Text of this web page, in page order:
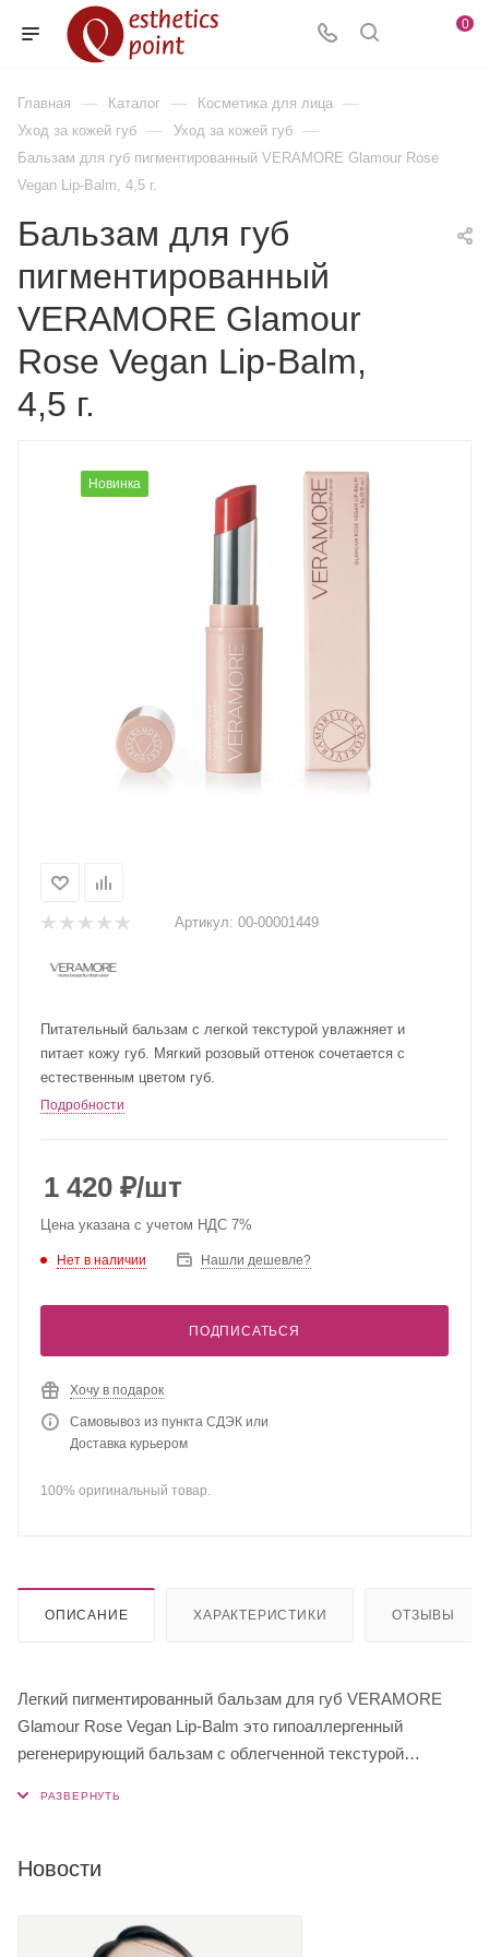
0
Главная — Каталог — Косметика для лица —
Уход за кожей губ — Уход за кожей губ —
Бальзам для губ пигментированный VERAMORE Glamour Rose
Vegan Lip-Balm, 4,5 г.
Бальзам для губ
пигментированный
VERAMORE Glamour
Rose Vegan Lip-Balm,
4,5 г.
Новинка
Артикул: 00-00001449
Питательный бальзам с легкой текстурой увлажняет и
питает кожу губ. Мягкий розовый оттенок сочетается с
естественным цветом губ.
Подробности
1 420 ₽/шт
Цена указана с учетом НДС 7%
Нет в наличии Нашли дешевле?
ПОДПИСАТЬСЯ
Хочу в подарок
Самовывоз из пункта СДЭК или
Доставка курьером
100% оригинальный товар.
ОПИСАНИЕ ХАРАКТЕРИСТИКИ ОТЗЫВЫ
Легкий пигментированный бальзам для губ VERAMORE
Glamour Rose Vegan Lip-Balm это гипоаллергенный
регенерирующий бальзам с облегченной текстурой
увлажняющих фитоэкстрактов в составе позволяет
Новости